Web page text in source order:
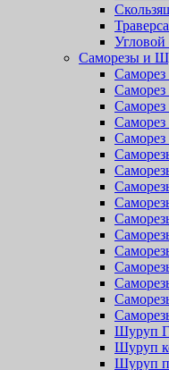
Угловой
Саморезы и
Шуруп
Шуруп
Шуруп